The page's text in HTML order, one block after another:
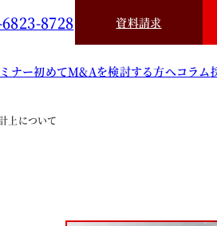
8728 資料請求
ナー初めてM&Aを検討する方へコラム
上について